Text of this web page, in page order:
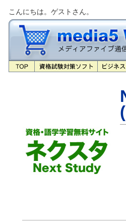
こんにちは。ゲストさん。